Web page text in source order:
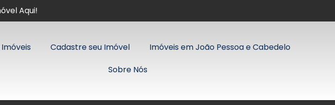
Aqui!
Cadastre seu Imóvel
Imóveis em João Pessoa e Cabedelo
Sobre Nós